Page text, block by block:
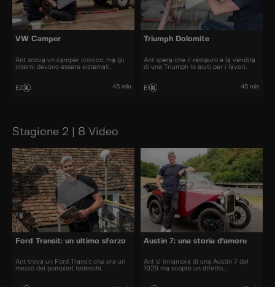
VW Camper
Ant scova un camper iconico, ma gli
interni devono essere sistemati.
E2 43 min
Triumph Dolomite
Ant spera che il restauro e la vendita
di una Triumph lo aiuti per i lavori.
E1 43 min
Stagione 2 | 8 Video
Ford Transit: un ultimo sforzo
Ant trova un Ford Transit che era un
mezzo dei pompieri tedeschi.
Austin 7: una storia d'amore
Ant si innamora di una Austin 7 del
1929 ma scopre un difetto